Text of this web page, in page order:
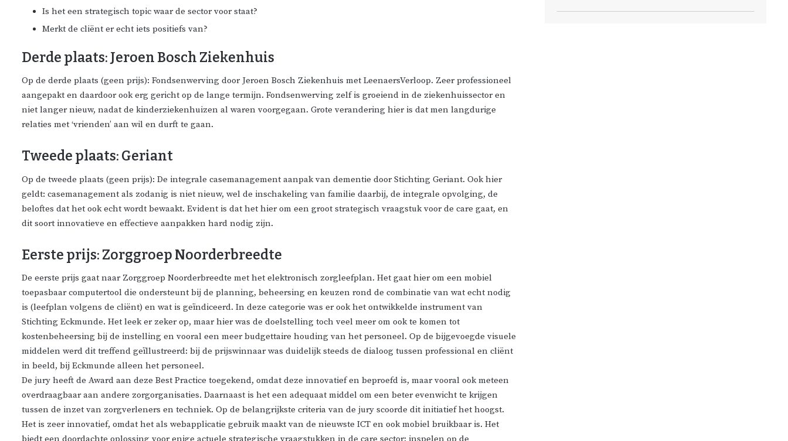
Is het een strategisch topic waar de sector voor staat?
Merkt de cliënt er echt iets positiefs van?
Derde plaats: Jeroen Bosch Ziekenhuis
Op de derde plaats (geen prijs): Fondsenwerving door Jeroen Bosch Ziekenhuis met LeenaersVerloop. Zeer professioneel
aangepakt en daardoor ook erg gericht op de lange termijn. Fondsenwerving zelf is groeiend in de ziekenhuissector en
niet langer nieuw, nadat de kinderziekenhuizen al waren voorgegaan. Grote verandering hier is dat men langdurige
relaties met ‘vrienden’ aan wil en durft te gaan.
Tweede plaats: Geriant
Op de tweede plaats (geen prijs): De integrale casemanagement aanpak van dementie door Stichting Geriant. Ook hier
geldt: casemanagement als zodanig is niet nieuw, wel de inschakeling van familie daarbij, de integrale opvolging, de
beloftes dat het ook echt wordt bewaakt. Evident is dat het hier om een groot strategisch vraagstuk voor de care gaat, en
dit soort innovatieve en effectieve aanpakken hard nodig zijn.
Eerste prijs: Zorggroep Noorderbreedte
De eerste prijs gaat naar Zorggroep Noorderbreedte met het elektronisch zorgleefplan. Het gaat hier om een mobiel
toepasbaar computertool die ondersteunt bij de planning, beheersing en keuzen rond de combinatie van wat echt nodig
is (leefplan volgens de cliënt) en wat is geïndiceerd. In deze categorie was er ook het ontwikkelde instrument van
Stichting Eckmunde. Het leek er zeker op, maar hier was de doelstelling toch veel meer om ook te komen tot
kostenbeheersing bij de instelling en vooral een meer budgettaire houding van het personeel. Op de bijgevoegde visuele
middelen werd dit treffend geïllustreerd: bij de prijswinnaar was duidelijk steeds de dialoog tussen professional en cliënt
in beeld, bij Eckmunde alleen het personeel.
De jury heeft de Award aan deze Best Practice toegekend, omdat deze innovatief en beproefd is, maar vooral ook meteen
overdraagbaar aan andere zorgorganisaties. Daarnaast is het een adequaat middel om een beter evenwicht te krijgen
tussen de inzet van zorgverleners en techniek. Op de belangrijkste criteria van de jury scoorde dit initiatief het hoogst.
Het is zeer innovatief, omdat het als webapplicatie gebruik maakt van de nieuwste ICT en ook mobiel bruikbaar is. Het